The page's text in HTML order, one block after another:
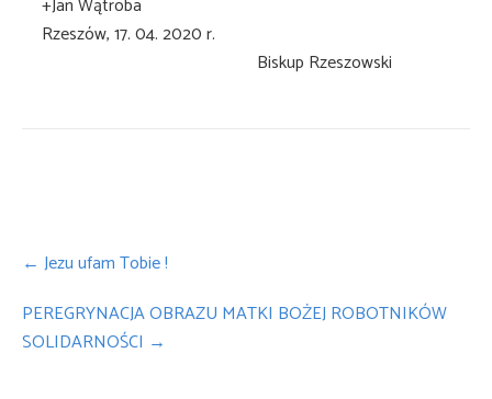
+Jan Wątroba
Rzeszów, 17. 04. 2020 r.
Biskup Rzeszowski
Post
navigation
← Jezu ufam Tobie !
PEREGRYNACJA OBRAZU MATKI BOŻEJ ROBOTNIKÓW
SOLIDARNOŚCI →